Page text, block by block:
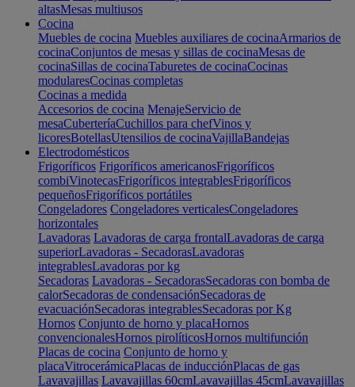
altasMesas multiusos
Cocina
Muebles de cocina Muebles auxiliares de cocinaArmarios de
cocinaConjuntos de mesas y sillas de cocinaMesas de
cocinaSillas de cocinaTaburetes de cocinaCocinas
modularesCocinas completas
Cocinas a medida
Accesorios de cocina MenajeServicio de
mesaCuberteríaCuchillos para chefVinos y
licoresBotellasUtensilios de cocinaVajillaBandejas
Electrodomésticos
Frigoríficos Frigoríficos americanosFrigoríficos
combiVinotecasFrigoríficos integrablesFrigoríficos
pequeñosFrigoríficos portátiles
Congeladores Congeladores verticalesCongeladores
horizontales
Lavadoras Lavadoras de carga frontalLavadoras de carga
superiorLavadoras - SecadorasLavadoras
integrablesLavadoras por kg
Secadoras Lavadoras - SecadorasSecadoras con bomba de
calorSecadoras de condensaciónSecadoras de
evacuaciónSecadoras integrablesSecadoras por Kg
Hornos Conjunto de horno y placaHornos
convencionalesHornos pirolíticosHornos multifunción
Placas de cocina Conjunto de horno y
placaVitrocerámicaPlacas de inducciónPlacas de gas
Lavavajillas Lavavajillas 60cmLavavajillas 45cmLavavajillas